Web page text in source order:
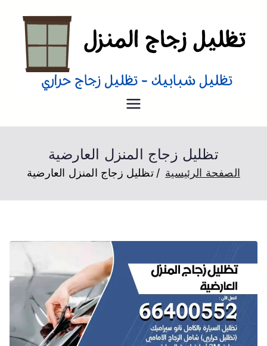
تظليل منازل
تظليل زجاج منازل من الداخل و
تظليل زجاج المنزل العارضية
الصفحة الرئيسية تظليل زجاج المنزل العارضية